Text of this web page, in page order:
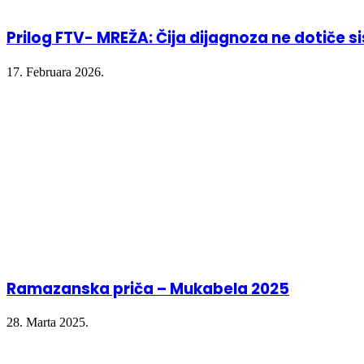
Prilog FTV- MREŽA: Čija dijagnoza ne
17. Februara 2026.
Ramazanska priča – Mukabela 2025
28. Marta 2025.